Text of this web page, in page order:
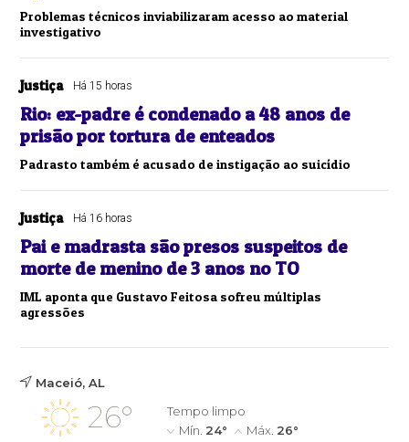
Problemas técnicos inviabilizaram acesso ao material
investigativo
Justiça Há 15 horas
Rio: ex-padre é condenado a 48 anos de
prisão por tortura de enteados
Padrasto também é acusado de instigação ao suicídio
Justiça Há 16 horas
Pai e madrasta são presos suspeitos de
morte de menino de 3 anos no TO
IML aponta que Gustavo Feitosa sofreu múltiplas
agressões
Maceió, AL
26°
Tempo limpo
Mín. 24° Máx. 26°